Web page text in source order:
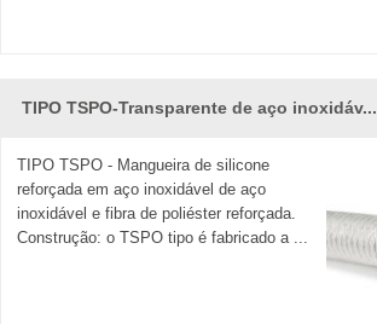
TIPO TSPO-Transparente de aço inoxidáv...
TIPO TSPO - Mangueira de silicone
reforçada em aço inoxidável de aço
inoxidável e fibra de poliéster reforçada.
Construção: o TSPO tipo é fabricado a ...